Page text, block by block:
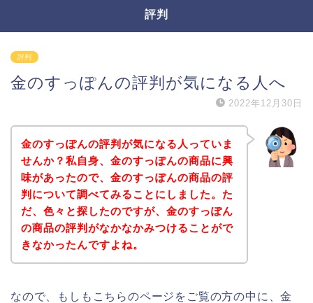
評判
評判
金のすっぽんの評判が気になる人へ
2022年12月30日
金のすっぽんの評判が気になる人っていま
せんか？私自身、金のすっぽんの商品に興
味があったので、金のすっぽんの商品の評
判について調べてみることにしました。た
だ、色々と探したのですが、金のすっぽん
の商品の評判がなかなかみつけることがで
きなかったんですよね。
なので、もしもこちらのページをご覧の方の中に、金